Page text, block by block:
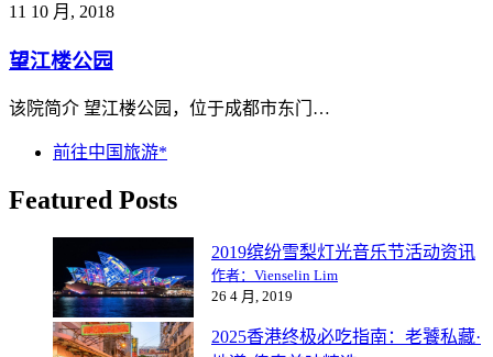
11 10 月, 2018
望江楼公园
该院简介 望江楼公园，位于成都市东门…
前往中国旅游*
Featured Posts
2019缤纷雪梨灯光音乐节活动资讯
作者：Vienselin Lim
26 4 月, 2019
2025香港终极必吃指南：老饕私藏·